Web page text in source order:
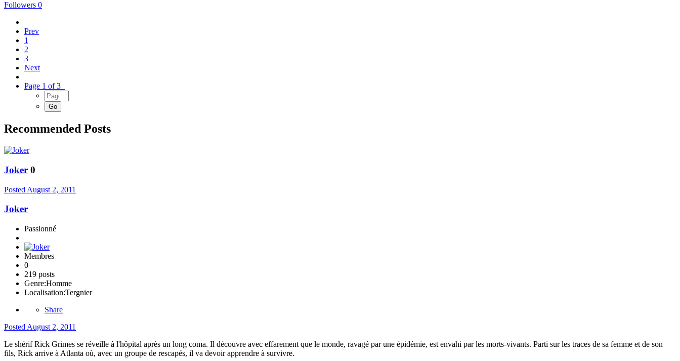
Followers 0
Prev
1
2
3
Next
Page 1 of 3
Recommended Posts
Joker 0
Posted August 2, 2011
Joker
Passionné
Membres
0
219 posts
Genre:Homme
Localisation:Tergnier
Share
Posted August 2, 2011
Le shérif Rick Grimes se réveille à l'hôpital après un long coma. Il découvre avec effarement que le monde, ravagé par une épidémie, est envahi par les morts-vivants. Parti sur les traces de sa femme et de son
fils, Rick arrive à Atlanta où, avec un groupe de rescapés, il va devoir apprendre à survivre.